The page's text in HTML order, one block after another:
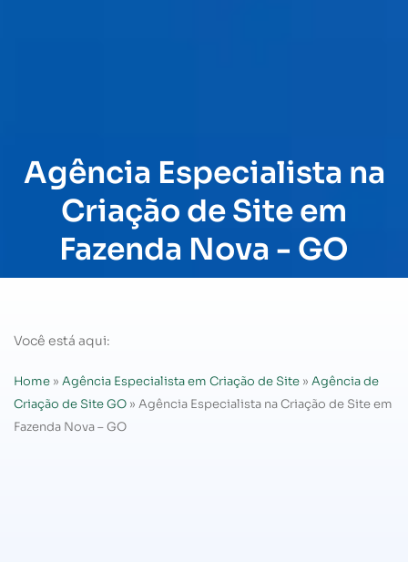
Agência Especialista na
Criação de Site em
Fazenda Nova - GO
Você está aqui:
Home » Agência Especialista em Criação de Site » Agência de
Criação de Site GO » Agência Especialista na Criação de Site em
Fazenda Nova – GO